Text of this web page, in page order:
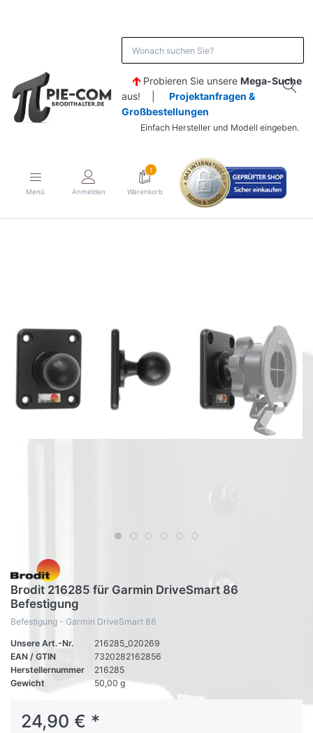
Probieren Sie unsere Mega-Suche
aus! | Projektanfragen &
Großbestellungen
Einfach Hersteller und Modell eingeben.
Menü Anmelden
1
Warenkorb
Brodit 216285 für Garmin DriveSmart 86
Befestigung
Befestigung - Garmin DriveSmart 86
Unsere Art.-Nr.
216285_020269
EAN / GTIN
7320282162856
Herstellernummer
216285
Gewicht
50,00 g
24,90 € *